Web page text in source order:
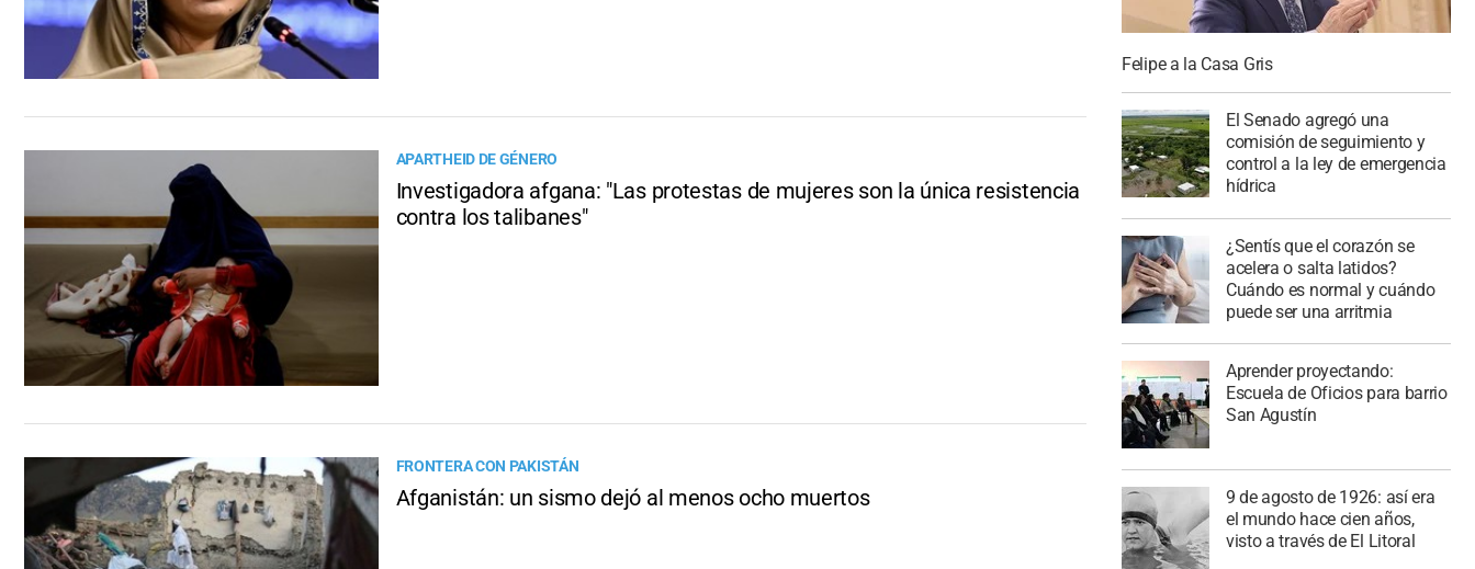
APARTHEID DE GÉNERO
Investigadora afgana: "Las protestas de mujeres son la única resistencia
contra los talibanes"
FRONTERA CON PAKISTÁN
Afganistán: un sismo dejó al menos ocho muertos
Felipe a la Casa Gris
El Senado agregó una
comisión de seguimiento y
control a la ley de emergencia
hídrica
¿Sentís que el corazón se
acelera o salta latidos?
Cuándo es normal y cuándo
puede ser una arritmia
Aprender proyectando:
Escuela de Oficios para barrio
San Agustín
9 de agosto de 1926: así era
el mundo hace cien años,
visto a través de El Litoral